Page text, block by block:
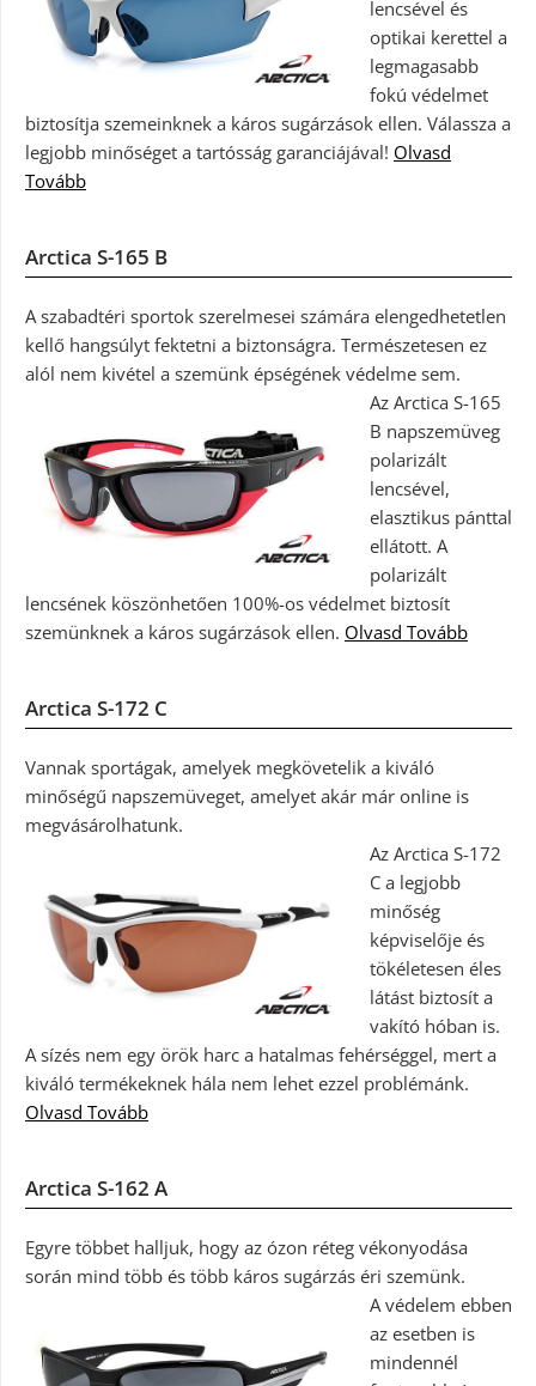
lencsével és
optikai kerettel a
legmagasabb
fokú védelmet
biztosítja szemeinknek a káros sugárzások ellen. Válassza a
legjobb minőséget a tartósság garanciájával! Olvasd
Tovább
Arctica S-165 B
A szabadtéri sportok szerelmesei számára elengedhetetlen
kellő hangsúlyt fektetni a biztonságra. Természetesen ez
alól nem kivétel a szemünk épségének védelme sem.
Az Arctica S-165
B napszemüveg
polarizált
lencsével,
elasztikus pánttal
ellátott. A
polarizált
lencsének köszönhetően 100%-os védelmet biztosít
szemünknek a káros sugárzások ellen. Olvasd Tovább
Arctica S-172 C
Vannak sportágak, amelyek megkövetelik a kiváló
minőségű napszemüveget, amelyet akár már online is
megvásárolhatunk.
Az Arctica S-172
C a legjobb
minőség
képviselője és
tökéletesen éles
látást biztosít a
vakító hóban is.
A sízés nem egy örök harc a hatalmas fehérséggel, mert a
kiváló termékeknek hála nem lehet ezzel problémánk.
Olvasd Tovább
Arctica S-162 A
Egyre többet halljuk, hogy az ózon réteg vékonyodása
során mind több és több káros sugárzás éri szemünk.
A védelem ebben
az esetben is
mindennél